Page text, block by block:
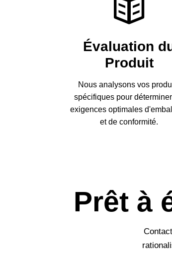
Évaluation
Produit
Nous analysons vos
spécifiques pour
exigences optimales
et de conformité.
Prêt à